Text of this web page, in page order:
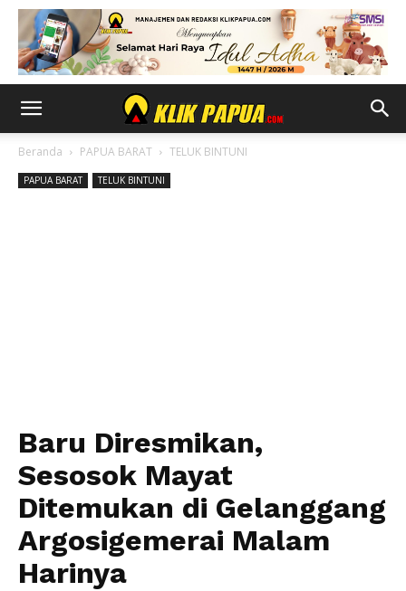
Beranda PAPUA BARAT TELUK BINTUNI
PAPUA BARAT TELUK BINTUNI
Baru Diresmikan,
Sesosok Mayat
Ditemukan di Gelanggang
Argosigemerai Malam
Harinya